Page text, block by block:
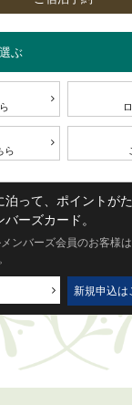
ぶ
ら
泊って、ポイントが
バーズカード。
ンバーズ会員のお客様
新規申込は